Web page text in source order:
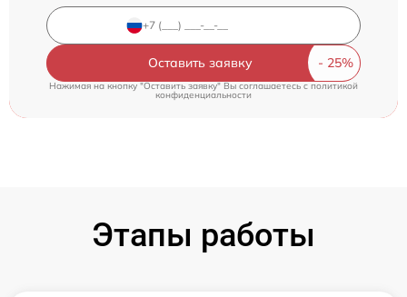
Оставить заявку
Нажимая на кнопку "Оставить заявку" Вы соглашаетесь cполитикой
конфиденциальности
Этапы работы